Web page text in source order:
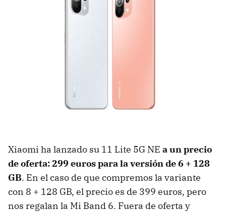
Xiaomi ha lanzado su 11 Lite 5G NE a un precio
de oferta: 299 euros para la versión de 6 + 128
GB. En el caso de que compremos la variante
con 8 + 128 GB, el precio es de 399 euros, pero
nos regalan la Mi Band 6. Fuera de oferta y